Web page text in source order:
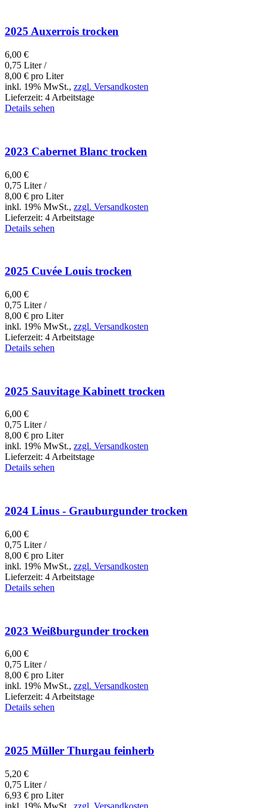
2025 Auxerrois trocken
6,00 €
0,75 Liter /
8,00 € pro Liter
inkl. 19% MwSt., zzgl. Versandkosten
Lieferzeit: 4 Arbeitstage
Details sehen
2023 Cabernet Blanc trocken
6,00 €
0,75 Liter /
8,00 € pro Liter
inkl. 19% MwSt., zzgl. Versandkosten
Lieferzeit: 4 Arbeitstage
Details sehen
2025 Cuvée Louis trocken
6,00 €
0,75 Liter /
8,00 € pro Liter
inkl. 19% MwSt., zzgl. Versandkosten
Lieferzeit: 4 Arbeitstage
Details sehen
2025 Sauvitage Kabinett trocken
6,00 €
0,75 Liter /
8,00 € pro Liter
inkl. 19% MwSt., zzgl. Versandkosten
Lieferzeit: 4 Arbeitstage
Details sehen
2024 Linus - Grauburgunder trocken
6,00 €
0,75 Liter /
8,00 € pro Liter
inkl. 19% MwSt., zzgl. Versandkosten
Lieferzeit: 4 Arbeitstage
Details sehen
2023 Weißburgunder trocken
6,00 €
0,75 Liter /
8,00 € pro Liter
inkl. 19% MwSt., zzgl. Versandkosten
Lieferzeit: 4 Arbeitstage
Details sehen
2025 Müller Thurgau feinherb
5,20 €
0,75 Liter /
6,93 € pro Liter
inkl. 19% MwSt., zzgl. Versandkosten